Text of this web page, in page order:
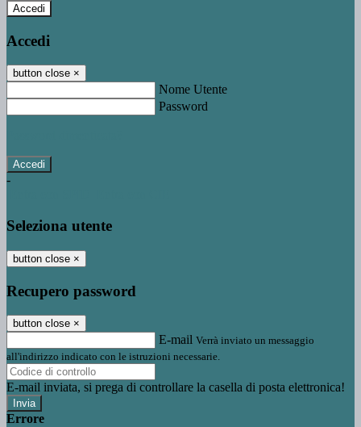
Accedi
Accedi
button close ×
Nome Utente
Password
-
Seleziona utente
button close ×
Recupero password
button close ×
E-mail Verrà inviato un messaggio
all'indirizzo indicato con le istruzioni necessarie.
E-mail inviata, si prega di controllare la casella di posta elettronica!
Errore